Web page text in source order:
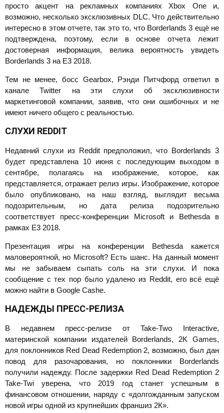
просто акцент на рекламных компаниях Xbox One и,
возможно, несколько эксклюзивных DLC. Что действительно
интересно в этом отчете, так это то, что Borderlands 3 ещё не
подтверждена, поэтому, если в основе отчета лежит
достоверная информация, велика вероятность увидеть
Borderlands 3 на E3 2018.
Тем не менее, босс Gearbox, Рэнди Питчфорд ответил в
канале Twitter на эти слухи об эксклюзивности
маркетинговой компании, заявив, что они ошибочных и не
имеют ничего общего с реальностью.
СЛУХИ REDDIT
Недавний слухи из Reddit предположил, что Borderlands 3
будет представлена 10 июня с последующим выходом в
сентябре, полагаясь на изображение, которое, как
представляется, отражает релиз игры. Изображение, которое
было опубликовано, на наш взгляд, выглядит весьма
подозрительным, но дата релиза подозрительно
соответствует пресс-конференции Microsoft и Bethesda в
рамках E3 2018.
Презентация игры на конференции Bethesda кажется
маловероятной, но Microsoft? Есть шанс. На данный момент
мы не забываем сыпать соль на эти слухи. И пока
сообщение с тех пор было удалено из Reddit, его всё ещё
можно найти в Google Cashe.
НАДЕЖДЫ ПРЕСС-РЕЛИЗА
В недавнем пресс-релизе от Take-Two Interactive,
материнской компании издателей Borderlands, 2K Games,
для поклонников Red Dead Redemption 2, возможно, был дан
повод для разочарования, но поклонники Borderlands
получили надежду. После задержки Red Dead Redemption 2
Take-Twi уверена, что 2019 год станет успешным в
финансовом отношении, наряду с «долгожданным запуском
новой игры одной из крупнейших франшиз 2К».